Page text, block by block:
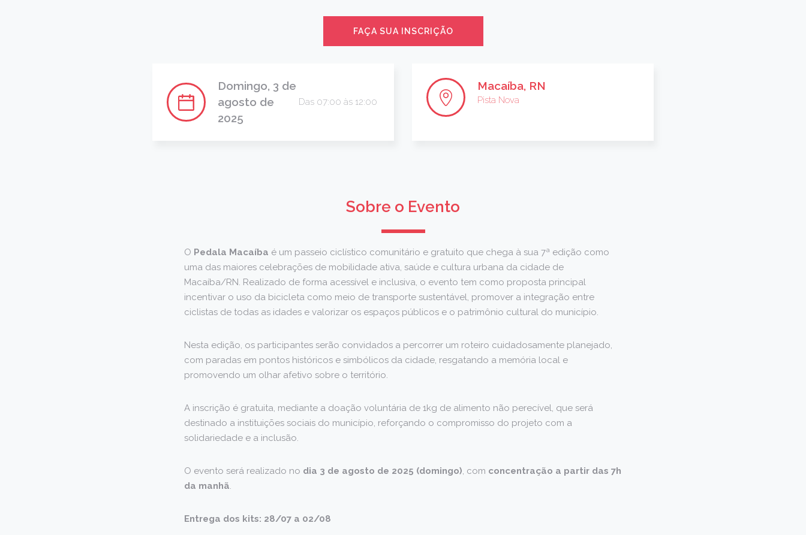
FAÇA SUA INSCRIÇÃO
Domingo, 3 de
agosto de
2025
Das 07:00 às 12:00
Macaíba, RN
Pista Nova
Sobre o Evento
O Pedala Macaíba é um passeio ciclístico comunitário e gratuito que chega à sua 7ª edição como
uma das maiores celebrações de mobilidade ativa, saúde e cultura urbana da cidade de
Macaíba/RN. Realizado de forma acessível e inclusiva, o evento tem como proposta principal
incentivar o uso da bicicleta como meio de transporte sustentável, promover a integração entre
ciclistas de todas as idades e valorizar os espaços públicos e o patrimônio cultural do município.
Nesta edição, os participantes serão convidados a percorrer um roteiro cuidadosamente planejado,
com paradas em pontos históricos e simbólicos da cidade, resgatando a memória local e
promovendo um olhar afetivo sobre o território.
A inscrição é gratuita, mediante a doação voluntária de 1kg de alimento não perecível, que será
destinado a instituições sociais do município, reforçando o compromisso do projeto com a
solidariedade e a inclusão.
O evento será realizado no dia 3 de agosto de 2025 (domingo), com concentração a partir das 7h
da manhã.
Entrega dos kits: 28/07 a 02/08